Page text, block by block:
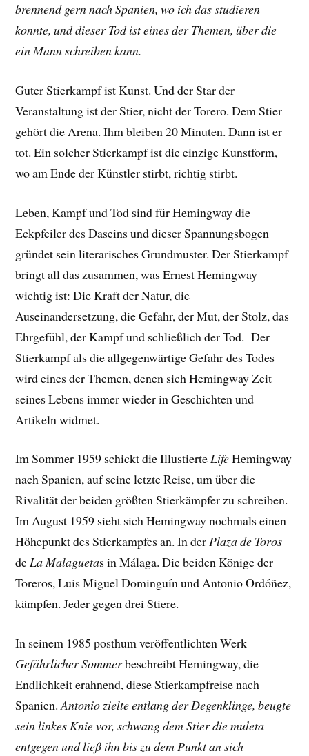
brennend gern nach Spanien, wo ich das studieren
konnte, und dieser Tod ist eines der Themen, über die
ein Mann schreiben kann.
Guter Stierkampf ist Kunst. Und der Star der
Veranstaltung ist der Stier, nicht der Torero. Dem Stier
gehört die Arena. Ihm bleiben 20 Minuten. Dann ist er
tot. Ein solcher Stierkampf ist die einzige Kunstform,
wo am Ende der Künstler stirbt, richtig stirbt.
Leben, Kampf und Tod sind für Hemingway die
Eckpfeiler des Daseins und dieser Spannungsbogen
gründet sein literarisches Grundmuster. Der Stierkampf
bringt all das zusammen, was Ernest Hemingway
wichtig ist: Die Kraft der Natur, die
Auseinandersetzung, die Gefahr, der Mut, der Stolz, das
Ehrgefühl, der Kampf und schließlich der Tod. Der
Stierkampf als die allgegenwärtige Gefahr des Todes
wird eines der Themen, denen sich Hemingway Zeit
seines Lebens immer wieder in Geschichten und
Artikeln widmet.
Im Sommer 1959 schickt die IllustierteLifeHemingway
nach Spanien, auf seine letzte Reise, um über die
Rivalität der beiden größten Stierkämpfer zu schreiben.
Im August 1959 sieht sich Hemingway nochmals einen
Höhepunkt des Stierkampfes an. In derPlaza de Toros
deLa Malaguetas in Málaga. Die beiden Könige der
Toreros, Luis Miguel Dominguín und Antonio Ordóñez,
kämpfen. Jeder gegen drei Stiere.
In seinem 1985 posthum veröffentlichten Werk
Gefährlicher Sommerbeschreibt Hemingway, die
Endlichkeit erahnend, diese Stierkampfreise nach
Spanien.Antonio zielte entlang der Degenklinge, beugte
sein linkes Knie vor, schwang dem Stier die muleta
entgegen und ließ ihn bis zu dem Punkt an sich